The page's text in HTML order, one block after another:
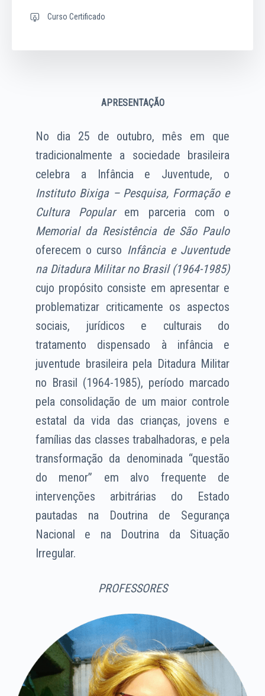
APRESENTAÇÃO
No dia 25 de outubro, mês em que
tradicionalmente a sociedade brasileira
celebra a Infância e Juventude, o
Instituto Bixiga – Pesquisa, Formação e
Cultura Popularem parceria com o
Memorial da Resistência de São Paulo
oferecem o curso Infância e Juventude
na Ditadura Militar no Brasil (1964-1985)
cujo propósito consiste em apresentar e
problematizar criticamente os aspectos
sociais, jurídicos e culturais do
tratamento dispensado à infância e
juventude brasileira pela Ditadura Militar
no Brasil (1964-1985), período marcado
pela consolidação de um maior controle
estatal da vida das crianças, jovens e
famílias das classes trabalhadoras, e pela
transformação da denominada “questão
do menor” em alvo frequente de
intervenções arbitrárias do Estado
pautadas na Doutrina de Segurança
Nacional e na Doutrina da Situação
Irregular.
PROFESSORES
Curso Certificado